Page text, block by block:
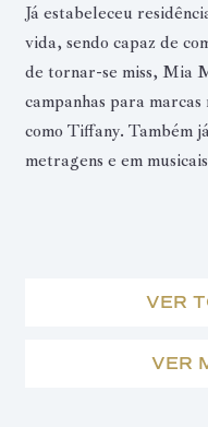
Já estabeleceu
vida, sendo capaz de
de tornar-se miss, Mia
campanhas para
como Tiffany. Também
metragens e em
VER
VER